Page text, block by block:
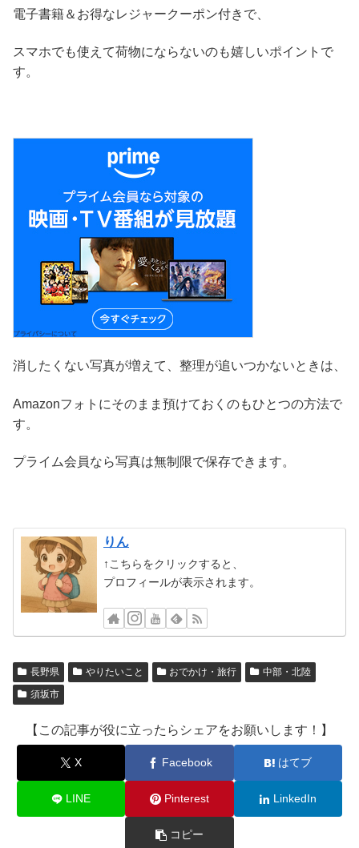
電子書籍＆お得なレジャークーポン付きで、
スマホでも使えて荷物にならないのも嬉しいポイントで
す。
消したくない写真が増えて、整理が追いつかないときは、
Amazonフォトにそのまま預けておくのもひとつの方法で
す。
プライム会員なら写真は無制限で保存できます。
りん
↑こちらをクリックすると、
プロフィールが表示されます。
長野県 やりたいこと おでかけ・旅行
中部・北陸
須坂市
【この記事が役に立ったらシェアをお願いします！】
X Facebook はてブ
LINE Pinterest LinkedIn
コピー